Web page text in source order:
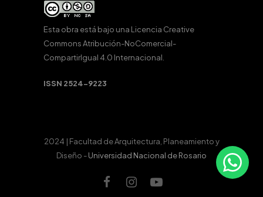
Esta obra está bajo una Licencia Creative
Commons Atribución-NoComercial-
CompartirIgual 4.0 Internacional.
ISSN 2524-9223
2024 | Facultad de Arquitectura, Planeamiento y
Diseño -Universidad Nacional de Rosario